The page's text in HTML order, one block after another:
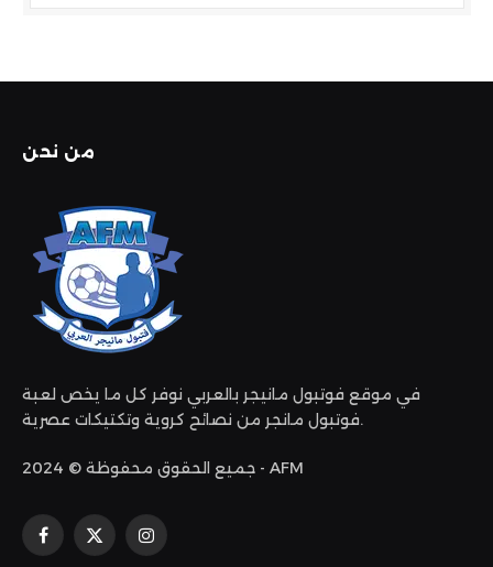
من نحن
في موقع فوتبول مانيجر بالعربي نوفر كل ما يخص لعبة
فوتبول مانجر من نصائح كروية وتكتيكات عصرية.
جميع الحقوق محفوظة © 2024 - AFM
فيسبوك
X
الانستغرام